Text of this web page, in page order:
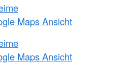
Maps Ansicht
Maps Ansicht